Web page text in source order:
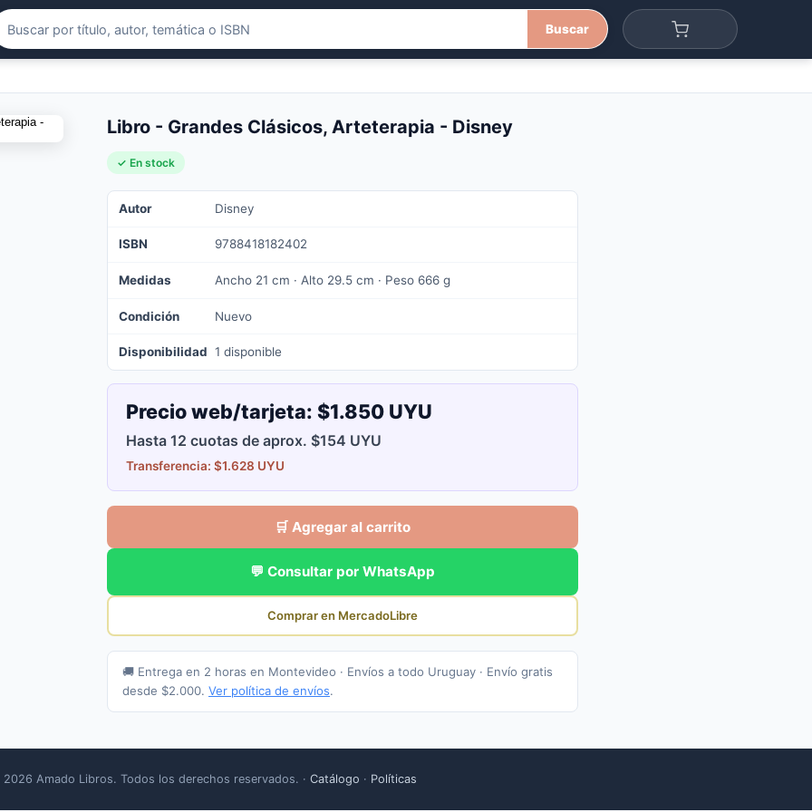
Buscar
Libro - Grandes Clásicos, Arteterapia - Disney
✓ En stock
Autor Disney
ISBN 9788418182402
Medidas Ancho 21 cm · Alto 29.5 cm · Peso 666 g
Condición Nuevo
Disponibilidad 1 disponible
Precio web/tarjeta: $1.850 UYU
Hasta 12 cuotas de aprox. $154 UYU
Transferencia: $1.628 UYU
🛒 Agregar al carrito
💬 Consultar por WhatsApp
Comprar en MercadoLibre
🚚 Entrega en 2 horas en Montevideo · Envíos a todo Uruguay · Envío gratis
desde $2.000. Ver política de envíos.
Amado Libros. Todos los derechos reservados. · Catálogo · Políticas